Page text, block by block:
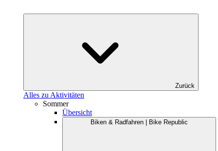
Zurück
Alles zu Aktivitäten
Sommer
Übersicht
Biken & Radfahren | Bike Republic